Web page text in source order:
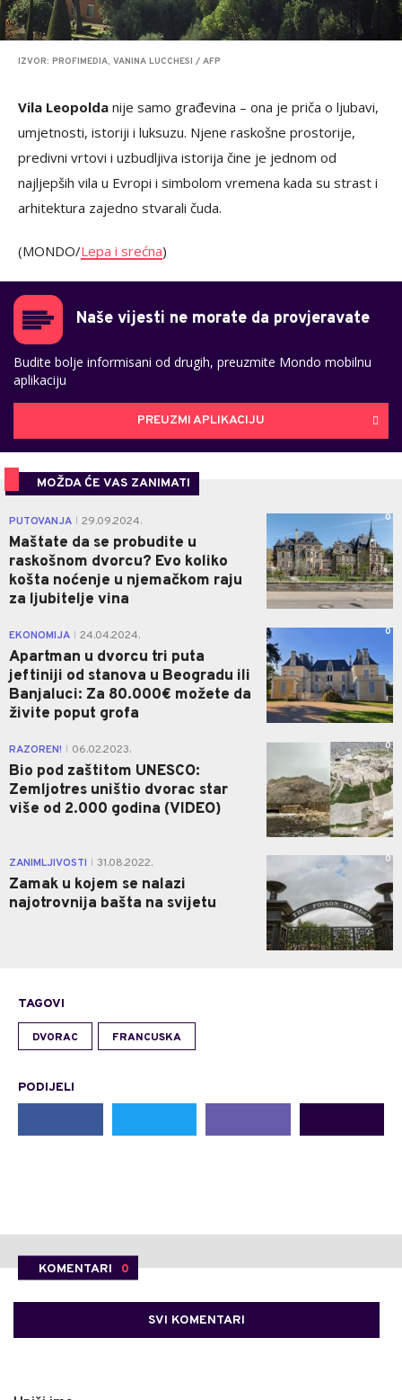
IZVOR: PROFIMEDIA, VANINA LUCCHESI / AFP
Vila Leopolda nije samo građevina – ona je priča o ljubavi,
umjetnosti, istoriji i luksuzu. Njene raskošne prostorije,
predivni vrtovi i uzbudljiva istorija čine je jednom od
najljepših vila u Evropi i simbolom vremena kada su strast i
arhitektura zajedno stvarali čuda.
(MONDO/Lepa i srećna)
Naše vijesti ne morate da provjeravate
Budite bolje informisani od drugih, preuzmite Mondo mobilnu
aplikaciju
PREUZMI APLIKACIJU
MOŽDA ĆE VAS ZANIMATI
PUTOVANJA 29.09.2024.
Maštate da se probudite u
raskošnom dvorcu? Evo koliko
košta noćenje u njemačkom raju
za ljubitelje vina
0
EKONOMIJA 24.04.2024.
Apartman u dvorcu tri puta
jeftiniji od stanova u Beogradu ili
Banjaluci: Za 80.000€ možete da
živite poput grofa
0
RAZOREN! 06.02.2023.
Bio pod zaštitom UNESCO:
Zemljotres uništio dvorac star
više od 2.000 godina (VIDEO)
0
ZANIMLJIVOSTI 31.08.2022.
Zamak u kojem se nalazi
najotrovnija bašta na svijetu
0
TAGOVI
DVORAC FRANCUSKA
PODIJELI
KOMENTARI 0
SVI KOMENTARI